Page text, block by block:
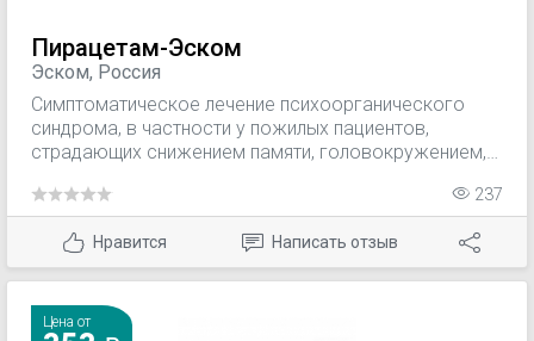
Пирацетам-Эском
Эском, Россия
Симптоматическое лечение психоорганического
синдрома, в частности у пожилых пациентов,
страдающих снижением памяти, головокружением,
активности, изменением настроения, расстройством
поведения, нарушением походки, а также у
пациентов с болезнью Альцгеймера и сенильной
деменцией типа Альцгеймера. Лечение последствий
инсульта), таких как нарушение речи, нарушения
237
Нравится Написать отзыв
Цена от